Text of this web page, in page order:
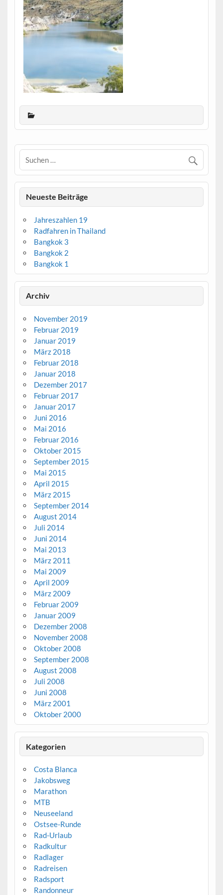
Neueste Beiträge
Jahreszahlen 19
Radfahren in Thailand
Bangkok 3
Bangkok 2
Bangkok 1
Archiv
November 2019
Februar 2019
Januar 2019
März 2018
Februar 2018
Januar 2018
Dezember 2017
Februar 2017
Januar 2017
Juni 2016
Mai 2016
Februar 2016
Oktober 2015
September 2015
Mai 2015
April 2015
März 2015
September 2014
August 2014
Juli 2014
Juni 2014
Mai 2013
März 2011
Mai 2009
April 2009
März 2009
Februar 2009
Januar 2009
Dezember 2008
November 2008
Oktober 2008
September 2008
August 2008
Juli 2008
Juni 2008
März 2001
Oktober 2000
Kategorien
Costa Blanca
Jakobsweg
Marathon
MTB
Neuseeland
Ostsee-Runde
Rad-Urlaub
Radkultur
Radlager
Radreisen
Radsport
Randonneur